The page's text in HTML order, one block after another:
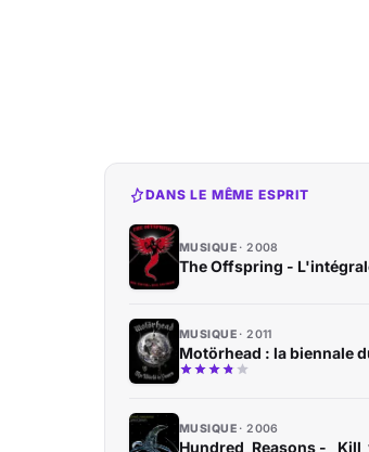
DANS LE MÊME ESPRIT
MUSIQUE 2008
The Offspring -
MUSIQUE 2011
Motörhead : la biennale
MUSIQUE 2006
Hundred_Reasons -